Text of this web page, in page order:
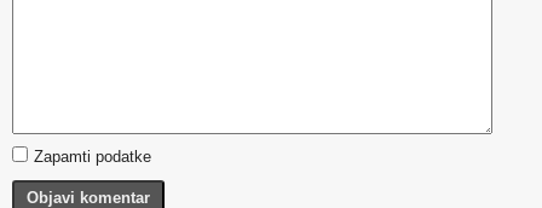
Zapamti podatke
Objavi komentar